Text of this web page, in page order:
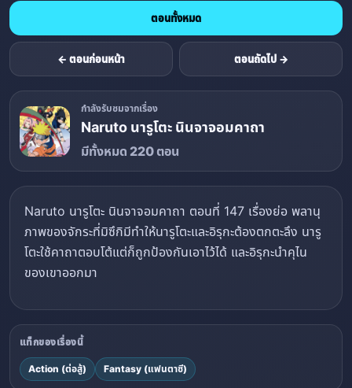
← ตอนก่อนหน้า
ตอนทั้งหมด
ตอนถัดไป →
กำลังรับชมจากเรื่อง
Naruto นารูโตะ นินจาจอมคาถา
มีทั้งหมด 220 ตอน
Naruto นารูโตะ นินจาจอมคาถา ตอนที่ 147 เรื่องย่อ พลานุ
ภาพของจักระที่มิซึกิมีทำให้นารูโตะและอิรุกะต้องตกตะลึง นารู
โตะใช้คาถาตอบโต้แต่ก็ถูกป้องกันเอาไว้ได้ และอิรุกะนำคุไน
ของเขาออกมา
แท็กของเรื่องนี้
Action (ต่อสู้) Fantasy (แฟนตาซี)